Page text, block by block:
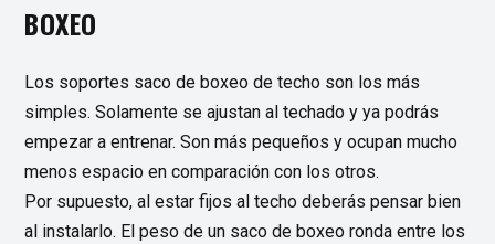
BOXEO
Los soportes saco de boxeo de techo son los más
simples. Solamente se ajustan al techado y ya podrás
empezar a entrenar. Son más pequeños y ocupan mucho
menos espacio en comparación con los otros.
Por supuesto, al estar fijos al techo deberás pensar bien
al instalarlo. El peso de un saco de boxeo ronda entre los